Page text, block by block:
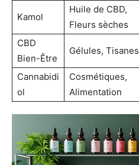
Kamol
Huile de CBD,
Fleurs sèches
CBD
Bien-Être
Gélules, Tisanes
Cannabidi
ol
Cosmétiques,
Alimentation